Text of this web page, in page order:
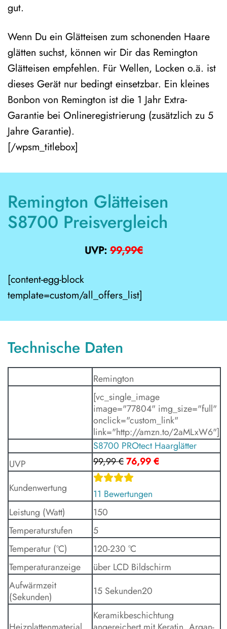
gut.
Wenn Du ein Glätteisen zum schonenden Haare
glätten suchst, können wir Dir das Remington
Glätteisen empfehlen. Für Wellen, Locken o.ä. ist
dieses Gerät nur bedingt einsetzbar. Ein kleines
Bonbon von Remington ist die 1 Jahr Extra-
Garantie bei Onlineregistrierung (zusätzlich zu 5
Jahre Garantie).
[/wpsm_titlebox]
Remington Glätteisen
S8700 Preisvergleich
UVP:99,99€
[content-egg-block
template=custom/all_offers_list]
Technische Daten
Remington
[vc_single_image
image="77804" img_size="full"
onclick="custom_link"
link="http://amzn.to/2aMLxW6"]
S8700 PROtect Haarglätter
UVP
99,99 €76,99 €
Kundenwertung
11 Bewertungen
Leistung (Watt)
150
Temperaturstufen
5
Temperatur (°C)
120-230 °C
Temperaturanzeige
über LCD Bildschirm
Aufwärmzeit
(Sekunden)
15 Sekunden20
Keramikbeschichtung